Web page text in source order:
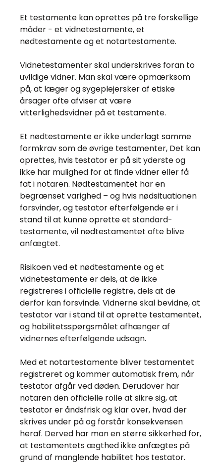
Et testamente kan oprettes på tre forskellige
måder - et vidnetestamente, et
nødtestamente og et notartestamente.
Vidnetestamenter skal underskrives foran to
uvildige vidner. Man skal være opmærksom
på, at læger og sygeplejersker af etiske
årsager ofte afviser at være
vitterlighedsvidner på et testamente.
Et nødtestamente er ikke underlagt samme
formkrav som de øvrige testamenter, Det kan
oprettes, hvis testator er på sit yderste og
ikke har mulighed for at finde vidner eller få
fat i notaren. Nødtestamentet har en
begrænset varighed – og hvis nødsituationen
forsvinder, og testator efterfølgende er i
stand til at kunne oprette et standard-
testamente, vil nødtestamentet ofte blive
anfægtet.
Risikoen ved et nødtestamente og et
vidnetestamente er dels, at de ikke
registreres i officielle registre, dels at de
derfor kan forsvinde. Vidnerne skal bevidne, at
testator var i stand til at oprette testamentet,
og habilitetsspørgsmålet afhænger af
vidnernes efterfølgende udsagn.
Med et notartestamente bliver testamentet
registreret og kommer automatisk frem, når
testator afgår ved døden. Derudover har
notaren den officielle rolle at sikre sig, at
testator er åndsfrisk og klar over, hvad der
skrives under på og forstår konsekvensen
heraf. Derved har man en større sikkerhed for,
at testamentets ægthed ikke anfægtes på
grund af manglende habilitet hos testator.